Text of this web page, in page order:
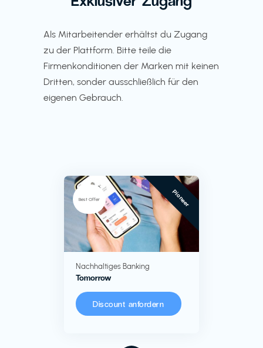
Als Mitarbeitender erhältst du Zugang
zu der Plattform. Bitte teile die
Firmenkonditionen der Marken mit keinen
Dritten, sonder ausschließlich für den
eigenen Gebrauch.
Best Offer Pioneer
Nachhaltiges Banking
Tomorrow
Discount anfordern